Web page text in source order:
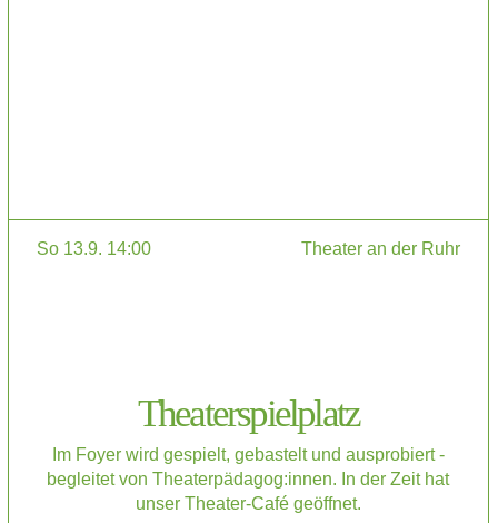
So 13.9. 14:00 Theater an der Ruhr
Theaterspielplatz
Im Foyer wird gespielt, gebastelt und ausprobiert -
begleitet von Theaterpädagog:innen. In der Zeit hat
unser Theater-Café geöffnet.